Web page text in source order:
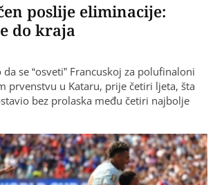
poslije eliminacije:
do kraja
se “osveti” Francuskoj za polufinaloni
prvenstvu u Kataru, prije četiri ljeta, šta
bez prolaska među četiri najbolje